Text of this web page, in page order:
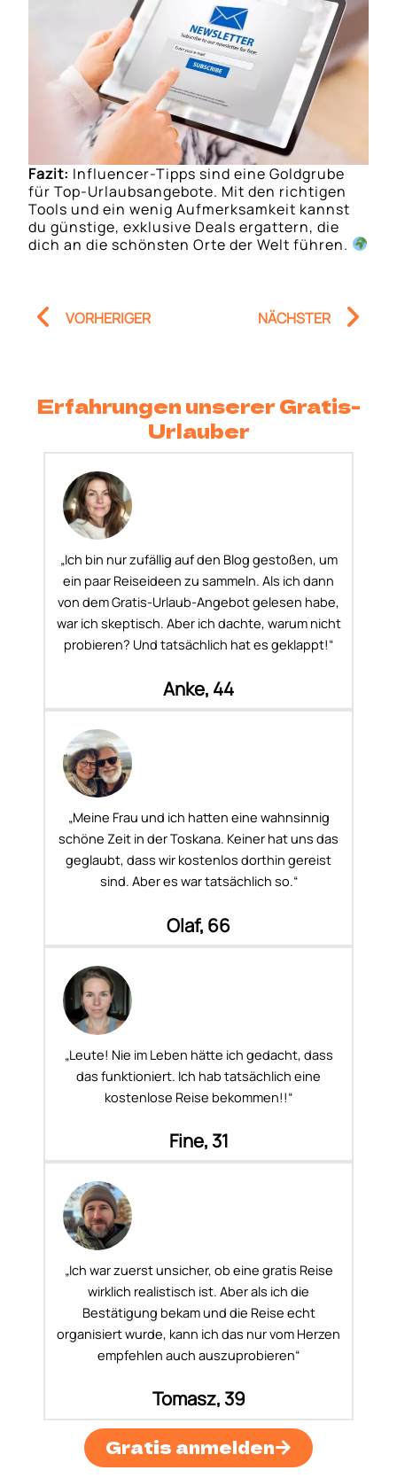
Fazit: Influencer-Tipps sind eine Goldgrube
für Top-Urlaubsangebote. Mit den richtigen
Tools und ein wenig Aufmerksamkeit kannst
du günstige, exklusive Deals ergattern, die
dich an die schönsten Orte der Welt führen.
Prev
VORHERIGER NÄCHSTER
Erfahrungen unserer Gratis-
Urlauber
„Ich bin nur zufällig auf den Blog gestoßen, um
ein paar Reiseideen zu sammeln. Als ich dann
von dem Gratis-Urlaub-Angebot gelesen habe,
war ich skeptisch. Aber ich dachte, warum nicht
probieren? Und tatsächlich hat es geklappt!“
Anke, 44
„Meine Frau und ich hatten eine wahnsinnig
schöne Zeit in der Toskana. Keiner hat uns das
geglaubt, dass wir kostenlos dorthin gereist
sind. Aber es war tatsächlich so.“
Olaf, 66
„Leute! Nie im Leben hätte ich gedacht, dass
das funktioniert. Ich hab tatsächlich eine
kostenlose Reise bekommen!!“
Fine, 31
„Ich war zuerst unsicher, ob eine gratis Reise
wirklich realistisch ist. Aber als ich die
Bestätigung bekam und die Reise echt
organisiert wurde, kann ich das nur vom Herzen
empfehlen auch auszuprobieren“
Tomasz, 39
Gratis anmelden